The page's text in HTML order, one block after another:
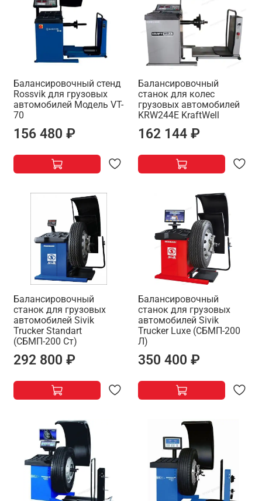
Балансировочный стенд
Rossvik для грузовых
автомобилей Модель VT-
70
156 480 ₽
Балансировочный
станок для колес
грузовых автомобилей
KRW244E KraftWell
162 144 ₽
Балансировочный
станок для грузовых
автомобилей Sivik
Trucker Standart
(СБМП-200 Ст)
292 800 ₽
Балансировочный
станок для грузовых
автомобилей Sivik
Trucker Luxe (СБМП-200
Л)
350 400 ₽